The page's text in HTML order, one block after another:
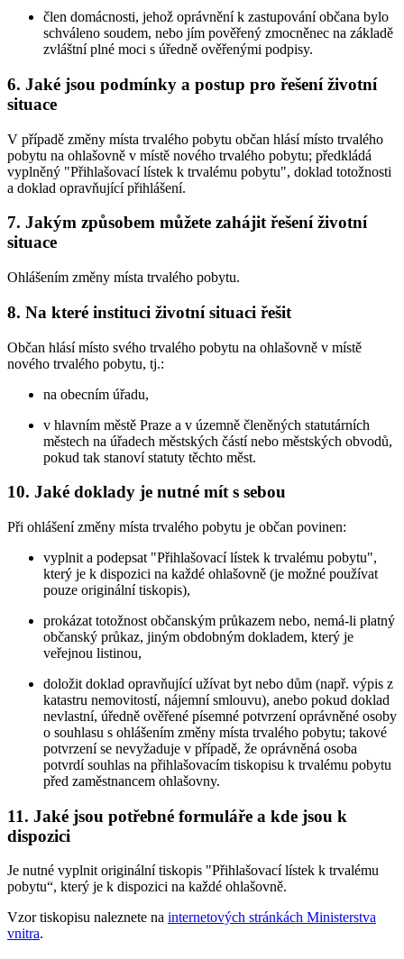
člen domácnosti, jehož oprávnění k zastupování občana bylo
schváleno soudem, nebo jím pověřený zmocněnec na základě
zvláštní plné moci s úředně ověřenými podpisy.
6. Jaké jsou podmínky a postup pro řešení životní
situace
V případě změny místa trvalého pobytu občan hlásí místo trvalého
pobytu na ohlašovně v místě nového trvalého pobytu; předkládá
vyplněný "Přihlašovací lístek k trvalému pobytu", doklad totožnosti
a doklad opravňující přihlášení.
7. Jakým způsobem můžete zahájit řešení životní
situace
Ohlášením změny místa trvalého pobytu.
8. Na které instituci životní situaci řešit
Občan hlásí místo svého trvalého pobytu na ohlašovně v místě
nového trvalého pobytu, tj.:
na obecním úřadu,
v hlavním městě Praze a v územně členěných statutárních
městech na úřadech městských částí nebo městských obvodů,
pokud tak stanoví statuty těchto měst.
10. Jaké doklady je nutné mít s sebou
Při ohlášení změny místa trvalého pobytu je občan povinen:
vyplnit a podepsat "Přihlašovací lístek k trvalému pobytu",
který je k dispozici na každé ohlašovně (je možné používat
pouze originální tiskopis),
prokázat totožnost občanským průkazem nebo, nemá-li platný
občanský průkaz, jiným obdobným dokladem, který je
veřejnou listinou,
doložit doklad opravňující užívat byt nebo dům (např. výpis z
katastru nemovitostí, nájemní smlouvu), anebo pokud doklad
nevlastní, úředně ověřené písemné potvrzení oprávněné osoby
o souhlasu s ohlášením změny místa trvalého pobytu; takové
potvrzení se nevyžaduje v případě, že oprávněná osoba
potvrdí souhlas na přihlašovacím tiskopisu k trvalému pobytu
před zaměstnancem ohlašovny.
11. Jaké jsou potřebné formuláře a kde jsou k
dispozici
Je nutné vyplnit originální tiskopis "Přihlašovací lístek k trvalému
pobytu“, který je k dispozici na každé ohlašovně.
Vzor tiskopisu naleznete na internetových stránkách Ministerstva
vnitra.